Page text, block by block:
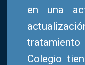
en una
Colegio